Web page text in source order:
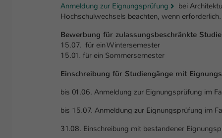
Anmeldung zur Eignungsprüfung
bei
Hochschulwechsels beachten, wenn
Bewerbung für zulassungsbeschränkte
15.07. für ein Wintersemester
15.01. für ein Sommersemester
Einschreibung für Studiengänge mit
bis 01.06. Anmeldung zur Eignungsprüfung im
bis 15.07. Anmeldung zur Eignungsprüfung im
31.08. Einschreibung mit bestandener